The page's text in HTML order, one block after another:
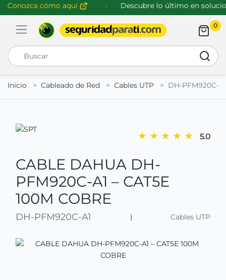
Conozca cómo aquí Descubre lo último en
Abrir menú de navegación
0
Inicio
Cableado de Red Cables UTP DH-PFM920C-A1
★ ★ ★ ★ ★ 5.0
CABLE DAHUA DH-
PFM920C-A1 – CAT5E
100M COBRE
DH-PFM920C-A1 | Cables UTP